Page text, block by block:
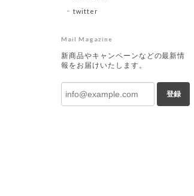
twitter
Mail Magazine
新商品やキャンペーンなどの最新情
報をお届けいたします。
登録